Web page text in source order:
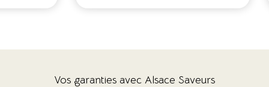
Vos garanties avec Alsace Saveurs